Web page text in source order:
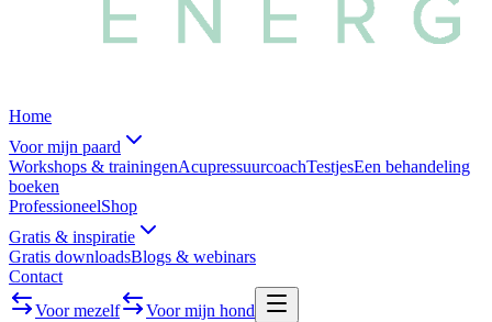
Home
Voor mijn paard
Workshops & trainingenAcupressuurcoachTestjesEen behandeling
boeken
ProfessioneelShop
Gratis & inspiratie
Gratis downloadsBlogs & webinars
Contact
Voor mezelf
Voor mijn hond